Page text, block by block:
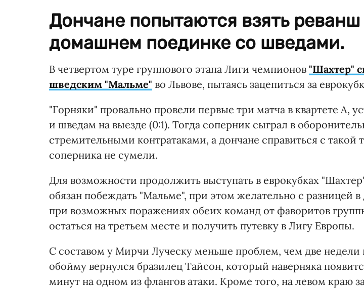
Дончане попытаются взять реванш
домашнем поединке со шведами.
В четвертом туре группового этапа Лиги чемпионов "Шахтер"
шведским "Мальме" во Львове, пытаясь зацепиться за
"Горняки" провально провели первые три матча в квартете А,
и шведам на выезде (0:1). Тогда соперник сыграл в
стремительными контратаками, а дончане справиться с такой
соперника не сумели.
Для возможности продолжить выступать в еврокубках
обязан побеждать "Мальме", при этом желательно с разницей в
при возможных поражениях обеих команд от фаворитов
остаться на третьем месте и получить путевку в Лигу Европы.
С составом у Мирчи Луческу меньше проблем, чем две недели
обойму вернулся бразилец Тайсон, который наверняка
минут на одном из флангов атаки. Кроме того, на левом краю